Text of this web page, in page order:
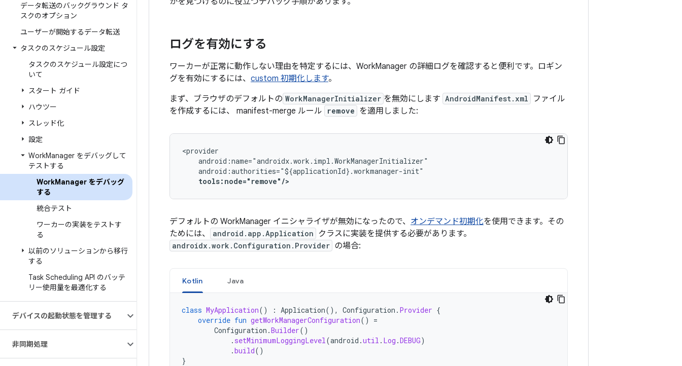
データ転送のバックグラウンド タ
スクのオプション
ユーザーが開始するデータ転送
タスクのスケジュール設定
タスクのスケジュール設定につ
いて
スタート ガイド
ハウツー
スレッド化
設定
WorkManager をデバッグして
テストする
WorkManager をデバッグ
する
統合テスト
ワーカーの実装をテストす
る
以前のソリューションから移行
する
Task Scheduling API のバッテ
リー使用量を最適化する
デバイスの起動状態を管理する
非同期処理
ログを有効にする
ワーカーが正常に動作しない理由を特定するには、WorkManager の詳細 ログを確認すると便利です。ロギン
グを有効にするには、 custom 初期化します。
まず、ブラウザのデフォルトの WorkManagerInitializer を無効にします AndroidManifest.xml
ファイル
を作成するには、 manifest-merge ルール
remove を適用しました:
tools:node="remove"/>
デフォルトの WorkManager イニシャライザが無効になったので、 オンデマンド初期化を使用できます。その
ためには、
android.app.Application クラスに実装を提供する必要があります。
androidx.work.Configuration.Provider の場合:
Kotlin Java
class MyApplication() : Application(), Configuration . Provider {
override fun getWorkManagerConfiguration()
=
Configuration .Builder()
. setMinimumLoggingLevel(android .util . Log .DEBUG)
.build()
}